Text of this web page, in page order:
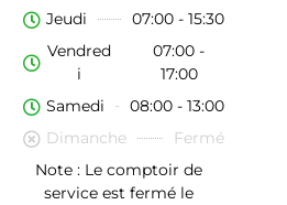
Jeudi
07:00 - 15:30
Vendred
i
07:00 -
17:00
Samedi
08:00 - 13:00
Dimanche
Fermé
Note : Le comptoir de
service est fermé le